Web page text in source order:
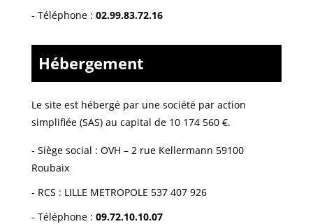
- Téléphone : 02.99.83.72.16
Hébergement
Le site est hébergé par une société par action
simplifiée (SAS) au capital de 10 174 560 €.
- Siège social : OVH – 2 rue Kellermann 59100
Roubaix
- RCS : LILLE METROPOLE 537 407 926
- Téléphone : 09.72.10.10.07